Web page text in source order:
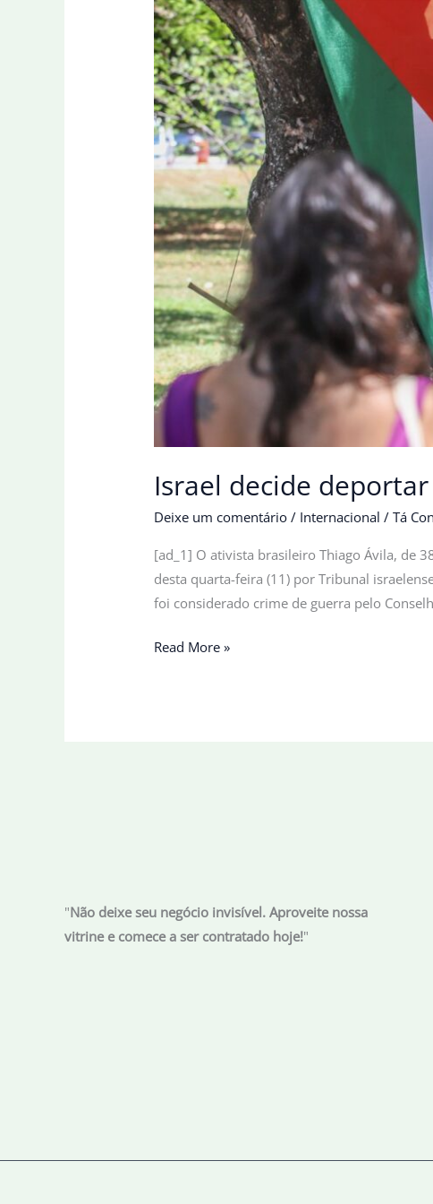
Israel decide
Deixe um comentário / Internacional /Tá
[ad_1] O ativista brasileiro Thiago Ávila, de
desta quarta-feira (11) por Tribunal
foi considerado crime de guerra pelo
Israel
Read More »
"Não deixe seu negócio invisível. Aproveite nossa
vitrine e comece a ser contratado hoje!"